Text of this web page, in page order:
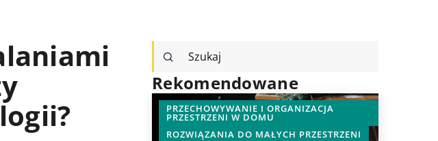
Rekomendowane
I GADŻETY DLA DOMU
PRZECHOWYWANIE I ORGANIZACJA
PRZESTRZENI W DOMU
ROZWIĄZANIA DO MAŁYCH PRZESTRZENI